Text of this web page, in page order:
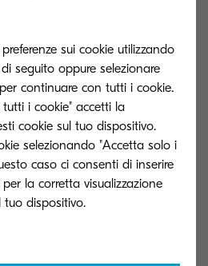
sui cookie utilizzando
seguito oppure selezionare
continuare con tutti i cookie.
i cookie" accetti la
cookie sul tuo dispositivo.
selezionando "Accetta solo i
caso ci consenti di inserire
la corretta visualizzazione